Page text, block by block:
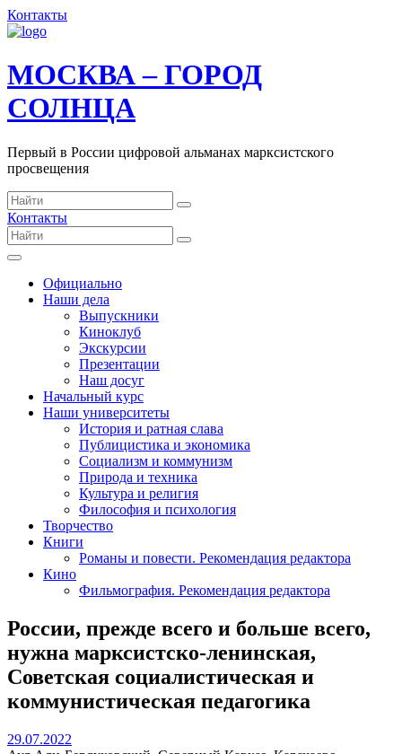
Контакты
МОСКВА – ГОРОД
СОЛНЦА
Первый в России цифровой альманах марксистского
просвещения
Контакты
Официально
Наши дела
Выпускники
Киноклуб
Экскурсии
Презентации
Наш досуг
Начальный курс
Наши университеты
История и ратная слава
Публицистика и экономика
Социализм и коммунизм
Природа и техника
Культура и религия
Философия и психология
Творчество
Книги
Романы и повести. Рекомендация редактора
Кино
Фильмография. Рекомендация редактора
России, прежде всего и больше всего,
нужна марксистско-ленинская,
Советская социалистическая и
коммунистическая педагогика
29.07.2022